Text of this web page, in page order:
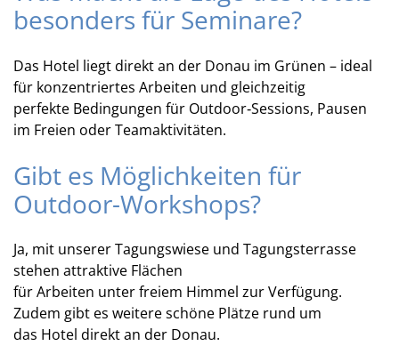
besonders für Seminare?
Das Hotel liegt direkt an der Donau im Grünen – ideal
für konzentriertes Arbeiten und gleichzeitig
perfekte Bedingungen für Outdoor‑Sessions, Pausen
im Freien oder Teamaktivitäten.
Gibt es Möglichkeiten für
Outdoor-Workshops?
Ja, mit unserer Tagungswiese und Tagungsterrasse
stehen attraktive Flächen
für Arbeiten unter freiem Himmel zur Verfügung.
Zudem gibt es weitere schöne Plätze rund um
das Hotel direkt an der Donau.